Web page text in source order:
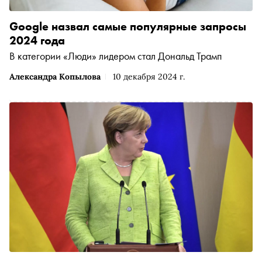
Александра Копылова 10 декабря 2024 г.
Google назвал самые популярные запросы
2024 года
В категории «Люди» лидером стал Дональд Трамп